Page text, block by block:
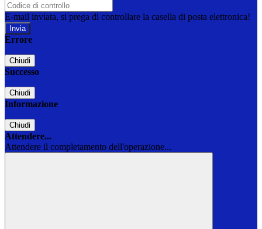
E-mail inviata, si prega di controllare la casella di posta elettronica!
Errore
Chiudi
Successo
Chiudi
Informazione
Chiudi
Attendere...
Attendere il completamento dell'operazione...